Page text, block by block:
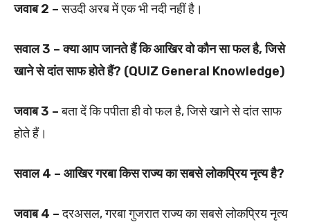
जवाब 2 –सउदी अरब में एक भी नदी नहीं है।
सवाल 3 – क्या आप जानते हैं कि आखिर वो कौन सा फल है, जिसे
खाने से दांत साफ होते हैं? (QUIZ General Knowledge)
जवाब 3 –बता दें कि पपीता ही वो फल है, जिसे खाने से दांत साफ
होते हैं।
सवाल 4 – आखिर गरबा किस राज्य का सबसे लोकप्रिय नृत्य है?
जवाब 4 –दरअसल, गरबा गुजरात राज्य का सबसे लोकप्रिय नृत्य